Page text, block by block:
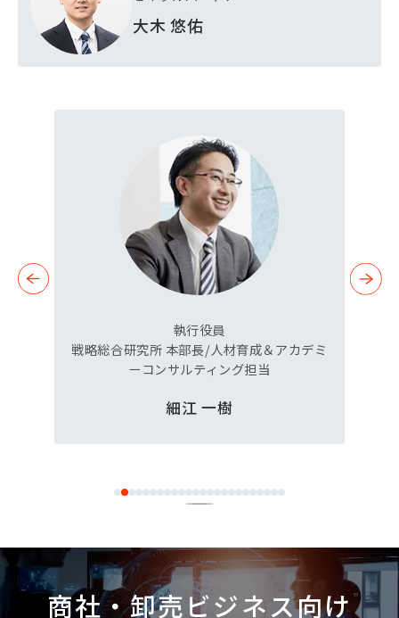
大木 悠佑
HRコンサルティング事業部
エグゼクティブパートナー
無料相談会・研究会のご案内
商社・卸売ビジネス向け